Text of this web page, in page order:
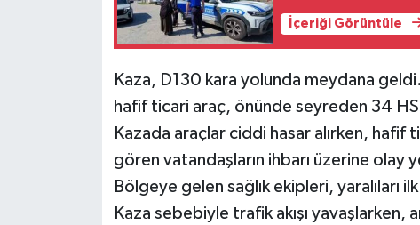
İçeriği Görüntüle
Kaza, D130 kara yolunda meydana
hafif ticari araç, önünde seyreden 34
Kazada araçlar ciddi hasar alırken, hafif
gören vatandaşların ihbarı üzerine olay
Bölgeye gelen sağlık ekipleri, yaralıları
Kaza sebebiyle trafik akışı yavaşlarken,